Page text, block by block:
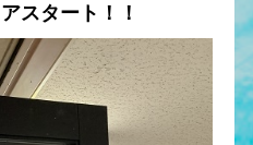
スタート！！